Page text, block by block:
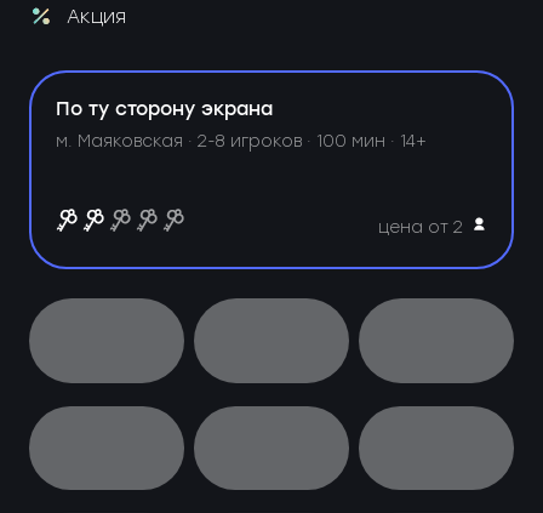
Акция
По ту сторону экрана
м. Маяковская ·2-8 игроков · 100 мин · 14+
цена от 2